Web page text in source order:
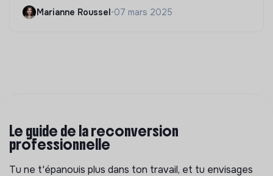
Marianne Roussel•07 mars 2025
Le guide de la reconversion
professionnelle
Tu ne t'épanouis plus dans ton travail, et tu envisages